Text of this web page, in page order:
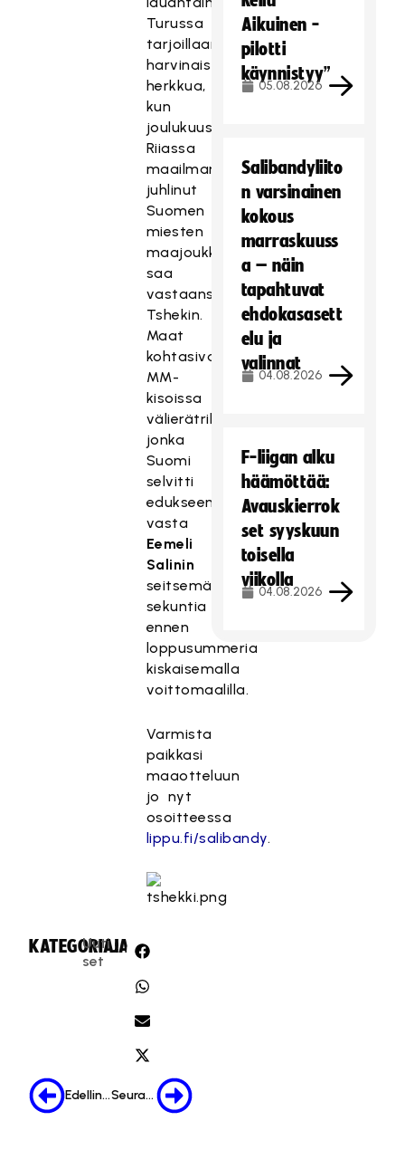
Turussa
tarjoillaan
harvinaista
herkkua,
kun
joulukuussa
Riiassa
maailmanmestaruutta
juhlinut
Suomen
miesten
maajoukkue
saa
vastaansa
Tshekin.
Maat
kohtasivat
MM-
kisoissa
välierätrillerissä,
jonka
Suomi
selvitti
edukseen
vasta
Eemeli
Salinin
seitsemän
sekuntia
ennen
loppusummeria
kiskaisemalla
voittomaalilla.
Varmista
paikkasi
maaotteluun
jo nyt
osoitteessa
lippu.fi/salibandy.
KATEGORIA:
Uuti
set
JAA:
Edellinen Seuraava
Aikuinen -
pilotti
käynnistyy”
05.08.2026
Salibandyliito
n varsinainen
kokous
marraskuuss
a – näin
tapahtuvat
ehdokasasett
elu ja
valinnat
04.08.2026
F-liigan alku
häämöttää:
Avauskierrok
set syyskuun
toisella
viikolla
04.08.2026